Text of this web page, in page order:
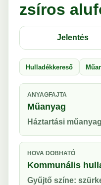
zsíros
Jelentés
Hulladékkereső
ANYAGFAJTA
Műanyag
Háztartási
HOVA DOBHATÓ
Kommunális
Gyűjtő színe: